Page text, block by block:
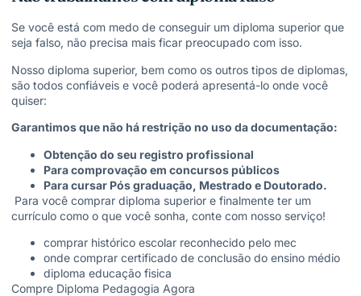
Se você está com medo de conseguir um diploma superior que
seja falso, não precisa mais ficar preocupado com isso.
Nosso diploma superior, bem como os outros tipos de diplomas,
são todos confiáveis e você poderá apresentá-lo onde você
quiser:
Garantimos que não há restrição no uso da documentação:
Obtenção do seu registro profissional
Para comprovação em concursos públicos
Para cursar Pós graduação, Mestrado e Doutorado.
Para você comprar diploma superior e finalmente ter um
currículo como o que você sonha, conte com nosso serviço!
comprar histórico escolar reconhecido pelo mec
onde comprar certificado de conclusão do ensino médio
diploma educação fisica
Compre Diploma Pedagogia Agora